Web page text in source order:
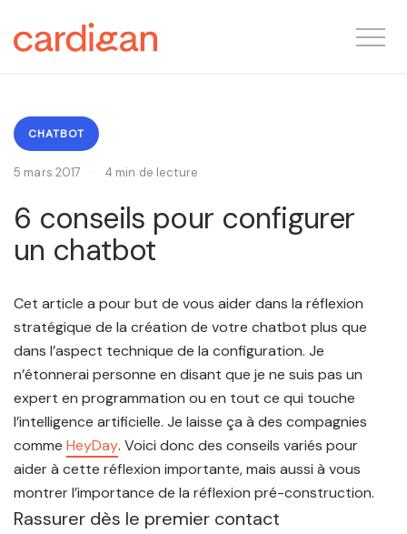
CHATBOT
5 mars 2017 · 4 min de lecture
6 conseils pour configurer
un chatbot
Cet article a pour but de vous aider dans la réflexion
stratégique de la création de votre chatbot plus que
dans l’aspect technique de la configuration. Je
n’étonnerai personne en disant que je ne suis pas un
expert en programmation ou en tout ce qui touche
l’intelligence artificielle. Je laisse ça à des compagnies
comme HeyDay. Voici donc des conseils variés pour
aider à cette réflexion importante, mais aussi à vous
montrer l’importance de la réflexion pré-construction.
Rassurer dès le premier contact